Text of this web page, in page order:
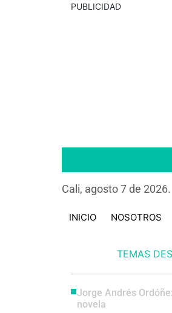
PUBLICIDAD
Cali, agosto 7 de 2026.
INICIO NOSOTROS
TEMAS
Jorge Andrés
novela